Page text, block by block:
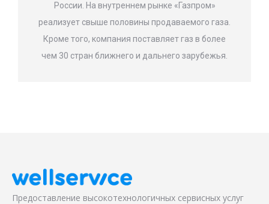
России. На внутреннем рынке «Газпром»
реализует свыше половины продаваемого газа.
Кроме того, компания поставляет газ в более
чем 30 стран ближнего и дальнего зарубежья.
Предоставление высокотехнологичных сервисных услуг